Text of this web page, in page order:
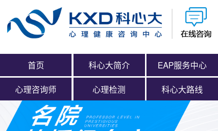
首页 科心大简介 EAP服务中心
心理咨询师 心理检测 科心大路线